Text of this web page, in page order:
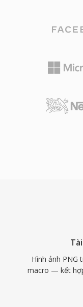
Hình ảnh PNG
macro — kết